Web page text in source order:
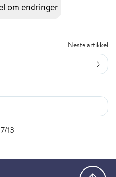
om endringer
7/13
Neste artikkel